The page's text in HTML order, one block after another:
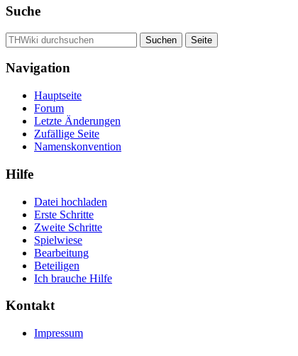
Suche
Navigation
Hauptseite
Forum
Letzte Änderungen
Zufällige Seite
Namenskonvention
Hilfe
Datei hochladen
Erste Schritte
Zweite Schritte
Spielwiese
Bearbeitung
Beteiligen
Ich brauche Hilfe
Kontakt
Impressum